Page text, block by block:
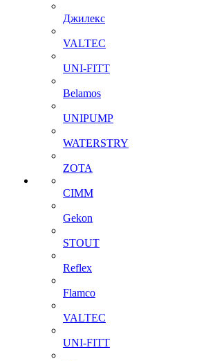
Джилекс
VALTEC
UNI-FITT
Belamos
UNIPUMP
WATERSTRY
ZOTA
CIMM
Gekon
STOUT
Reflex
Flamco
VALTEC
UNI-FITT